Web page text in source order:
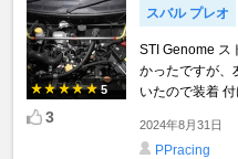
5
3
スバル プレオ
STI Genome ス
かったですが、
いたので装着
2024年8月31日
PPracing